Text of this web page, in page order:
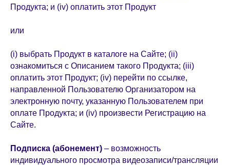
Продукта; и (iv) оплатить этот Продукт
или
(i) выбрать Продукт в каталоге на Сайте; (ii)
ознакомиться с Описанием такого Продукта; (iii)
оплатить этот Продукт; (iv) перейти по ссылке,
направленной Пользователю Организатором на
электронную почту, указанную Пользователем при
оплате Продукта; и (iv) произвести Регистрацию на
Сайте.
Подписка (абонемент) – возможность
индивидуального просмотра видеозаписи/трансляции